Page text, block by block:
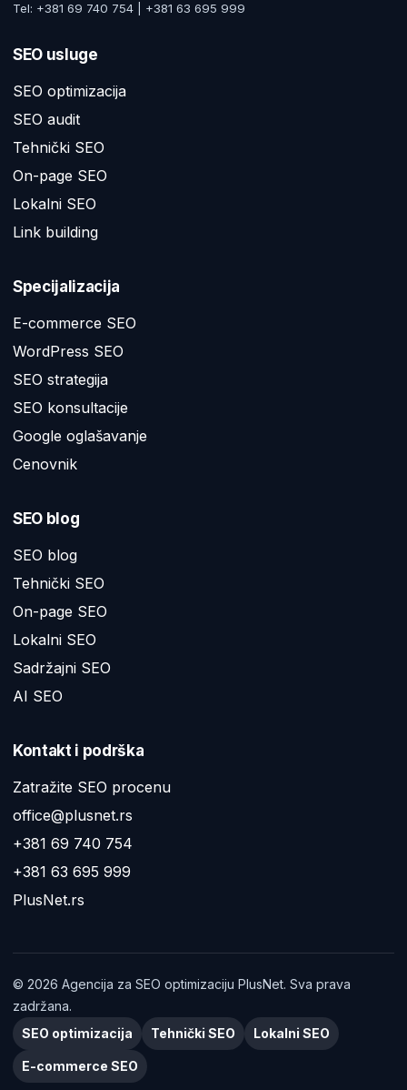
Tel: +381 69 740 754 | +381 63 695 999
SEO usluge
SEO optimizacija
SEO audit
Tehnički SEO
On-page SEO
Lokalni SEO
Link building
Specijalizacija
E-commerce SEO
WordPress SEO
SEO strategija
SEO konsultacije
Google oglašavanje
Cenovnik
SEO blog
SEO blog
Tehnički SEO
On-page SEO
Lokalni SEO
Sadržajni SEO
AI SEO
Kontakt i podrška
Zatražite SEO procenu
office@plusnet.rs
+381 69 740 754
+381 63 695 999
PlusNet.rs
© 2026 Agencija za SEO optimizaciju PlusNet. Sva prava
zadržana.
SEO optimizacija
Tehnički SEO Lokalni SEO
E-commerce SEO